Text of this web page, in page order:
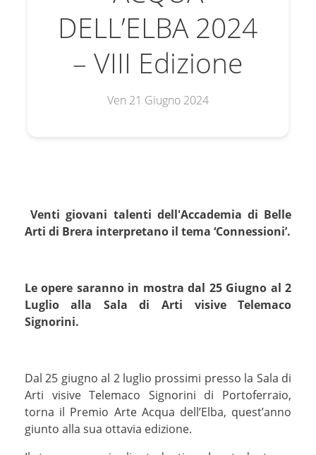
DELL’ELBA 2024
– VIII Edizione
Ven 21 Giugno 2024
Venti giovani talenti dell'Accademia di Belle
Arti di Brera interpretano il tema ‘Connessioni’.
Le opere saranno in mostra dal 25 Giugno al 2
Luglio alla Sala di Arti visive Telemaco
Signorini.
Dal 25 giugno al 2 luglio prossimi presso la Sala di
Arti visive Telemaco Signorini di Portoferraio,
torna il Premio Arte Acqua dell’Elba, quest’anno
giunto alla sua ottavia edizione.